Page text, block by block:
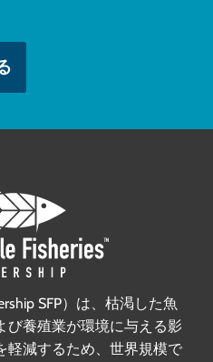
SFP）は、枯渇した魚
び養殖業が環境に与える影
軽減するため、世界規模で